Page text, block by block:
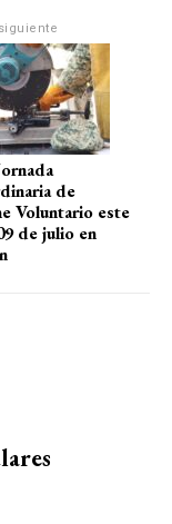
de
Voluntario este
de julio en